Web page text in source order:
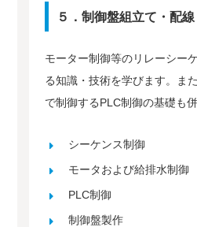
５．制御盤組立て・配線
モーター制御等のリレーシー
る知識・技術を学びます。ま
で制御するPLC制御の基礎も
シーケンス制御
モータおよび給排水制御
PLC制御
制御盤製作